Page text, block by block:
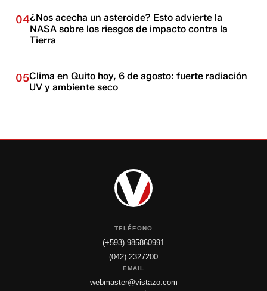
04¿Nos acecha un asteroide? Esto advierte la
NASA sobre los riesgos de impacto contra la
Tierra
05Clima en Quito hoy, 6 de agosto: fuerte radiación
UV y ambiente seco
TELÉFONO
(+593) 985860991
(042) 2327200
EMAIL
webmaster@vistazo.com